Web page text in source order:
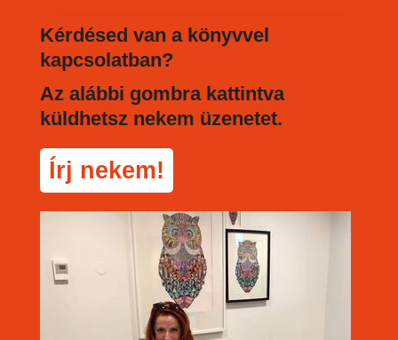
Kérdésed van a könyvvel
kapcsolatban?
Az alábbi gombra kattintva
küldhetsz nekem üzenetet.
Írj nekem!